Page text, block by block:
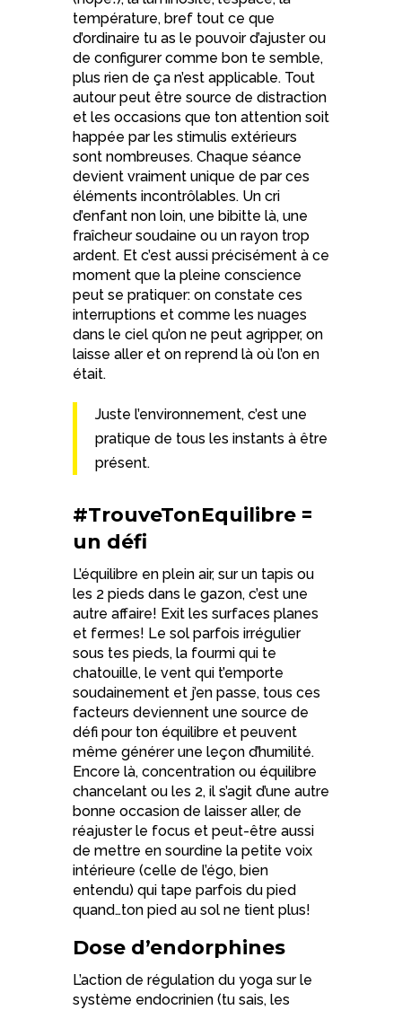
température, bref tout ce que
d’ordinaire tu as le pouvoir d’ajuster ou
de configurer comme bon te semble,
plus rien de ça n’est applicable. Tout
autour peut être source de distraction
et les occasions que ton attention soit
happée par les stimulis extérieurs
sont nombreuses. Chaque séance
devient vraiment unique de par ces
éléments incontrôlables. Un cri
d’enfant non loin, une bibitte là, une
fraîcheur soudaine ou un rayon trop
ardent. Et c’est aussi précisément à ce
moment que la pleine conscience
peut se pratiquer: on constate ces
interruptions et comme les nuages
dans le ciel qu’on ne peut agripper, on
laisse aller et on reprend là où l’on en
était.
Juste l’environnement, c’est une
pratique de tous les instants à être
présent.
#TrouveTonEquilibre =
un défi
L’équilibre en plein air, sur un tapis ou
les 2 pieds dans le gazon, c’est une
autre affaire! Exit les surfaces planes
et fermes! Le sol parfois irrégulier
sous tes pieds, la fourmi qui te
chatouille, le vent qui t’emporte
soudainement et j’en passe, tous ces
facteurs deviennent une source de
défi pour ton équilibre et peuvent
même générer une leçon d’humilité.
Encore là, concentration ou équilibre
chancelant ou les 2, il s’agit d’une autre
bonne occasion de laisser aller, de
réajuster le focus et peut-être aussi
de mettre en sourdine la petite voix
intérieure (celle de l’égo, bien
entendu) qui tape parfois du pied
quand…ton pied au sol ne tient plus!
Dose d’endorphines
L’action de régulation du yoga sur le
système endocrinien (tu sais, les